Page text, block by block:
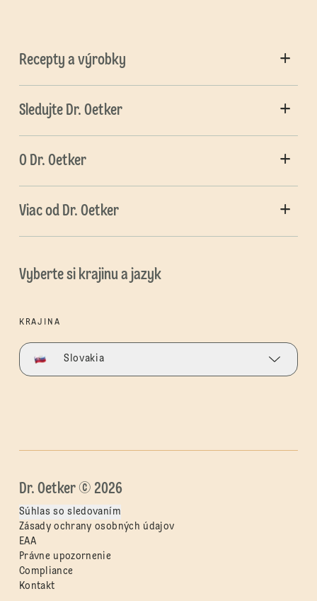
Recepty a výrobky
Sledujte Dr. Oetker
O Dr. Oetker
Viac od Dr. Oetker
Vyberte si krajinu a jazyk
KRAJINA
Slovakia
Dr. Oetker © 2026
Súhlas so sledovaním
Zásady ochrany osobných údajov
EAA
Právne upozornenie
Compliance
Kontakt